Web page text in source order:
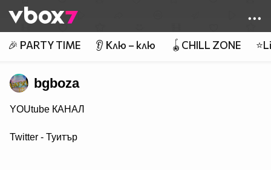
👾
🎉 PARTY TIME 👂 Клю – клю 🪀CHILL ZONE
bgboza
YOUtube КАНАЛ
Twitter - Туитър